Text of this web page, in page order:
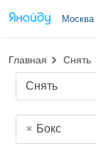
Москва
Главная Снять
Снять
Бокс